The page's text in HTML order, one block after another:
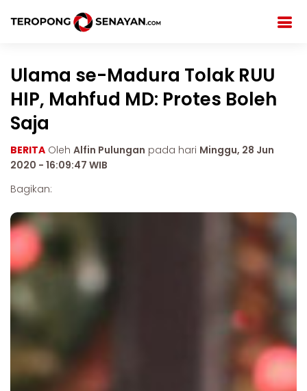
Ulama se-Madura Tolak RUU
HIP, Mahfud MD: Protes Boleh
Saja
BERITA Oleh Alfin Pulungan pada hari Minggu, 28 Jun
2020 - 16:09:47 WIB
Bagikan: